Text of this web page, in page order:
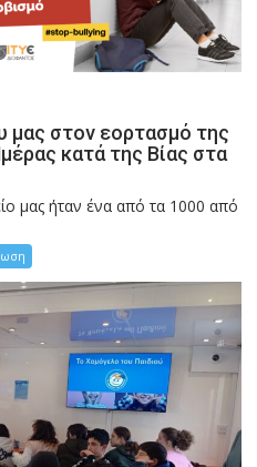
μας στον εορτασμό της
κατά της Βίας στα
μας ήταν ένα από τα 1000 από